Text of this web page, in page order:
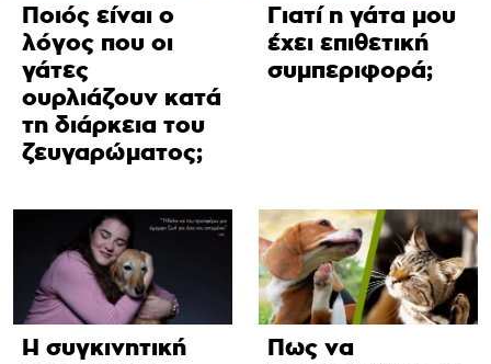
Ποιός είναι ο
λόγος που οι
γάτες
ουρλιάζουν κατά
τη διάρκεια του
ζευγαρώματος;
Γιατί η γάτα μου
έχει επιθετική
συμπεριφορά;
Η συγκινητική
Πως να